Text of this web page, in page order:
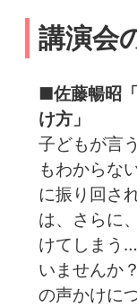
講演会
■佐藤暢昭
け方」
子どもが言
もわからな
に振り回さ
は、さらに
けてしまう
いませんか
の声かけに